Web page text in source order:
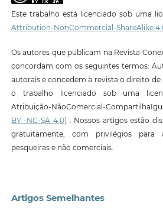
Este trabalho está licenciado sob uma
Attribution-NonCommercial-ShareAlike
Os autores que publicam na Revista
concordam com os seguintes termos:
autorais e concedem à revista o direito
o trabalho licenciado sob uma
Atribuição-NãoComercial-
BY -NC-SA 4.0) . Nossos artigos estão
gratuitamente, com privilégios para
pesqueiras e não comerciais.
Artigos Semelhantes